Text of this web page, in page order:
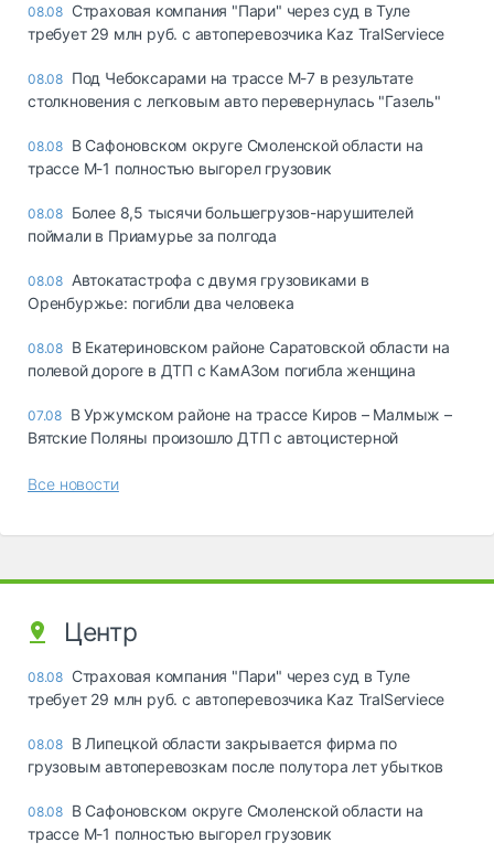
08.08 Страховая компания "Пари" через суд в Туле
требует 29 млн руб. с автоперевозчика Kaz TralServiece
08.08 Под Чебоксарами на трассе М-7 в результате
столкновения с легковым авто перевернулась "Газель"
08.08 В Сафоновском округе Смоленской области на
трассе М-1 полностью выгорел грузовик
08.08 Более 8,5 тысячи большегрузов-нарушителей
поймали в Приамурье за полгода
08.08 Автокатастрофа с двумя грузовиками в
Оренбуржье: погибли два человека
08.08 В Екатериновском районе Саратовской области на
полевой дороге в ДТП с КамАЗом погибла женщина
07.08 В Уржумском районе на трассе Киров – Малмыж –
Вятские Поляны произошло ДТП с автоцистерной
Все новости
Центр
08.08 Страховая компания "Пари" через суд в Туле
требует 29 млн руб. с автоперевозчика Kaz TralServiece
08.08 В Липецкой области закрывается фирма по
грузовым автоперевозкам после полутора лет убытков
08.08 В Сафоновском округе Смоленской области на
трассе М-1 полностью выгорел грузовик